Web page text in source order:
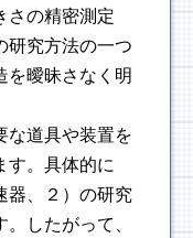
さの精密測定
研究方法の一つ
を曖昧さなく明
な道具や装置を
す。具体的に
器、２）の研究
したがって、